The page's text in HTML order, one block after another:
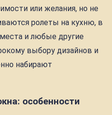
или желания, но не
ролеты на кухню, в
и любые другие
выбору дизайнов и
набирают
особенности